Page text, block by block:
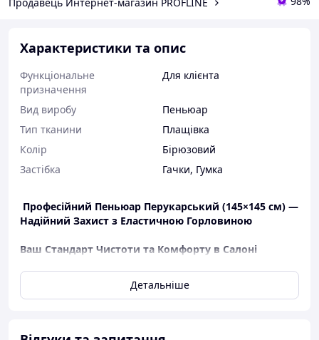
Характеристики та опис
Функціональне
призначення
Для клієнта
Вид виробу
Пеньюар
Тип тканини
Плащівка
Колір
Бірюзовий
Застібка
Гачки, Гумка
Професійний Пеньюар Перукарський (145×145 см) —
Надійний Захист з Еластичною Горловиною
Ваш Стандарт Чистоти та Комфорту в Салоні
розроблений для забезпечення максимального захисту
одягу клієнта під час стрижки, укладання та
зручність.
Детальніше